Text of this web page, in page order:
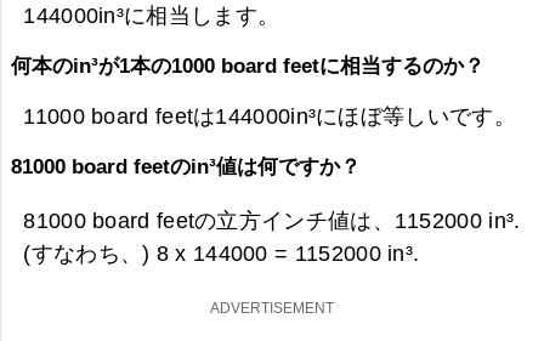
144000in³に相当します。
何本のin³が1本の1000 board feetに相当するのか？
11000 board feetは144000in³にほぼ等しいです。
81000 board feetのin³値は何ですか？
81000 board feetの立方インチ値は、 1152000 in³.
(すなわち、) 8 x 144000 = 1152000 in³.